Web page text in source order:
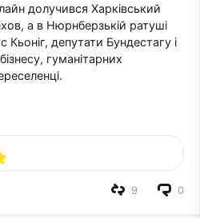
долучився Харківський
а в Нюрнберзькій ратуші
депутати Бундестагу і
гуманітарних
0
9